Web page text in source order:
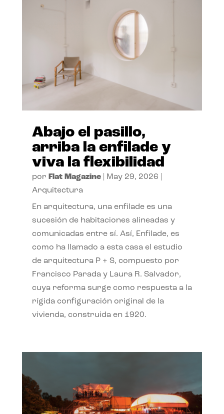
Abajo el pasillo,
arriba la enfilade y
viva la flexibilidad
por Flat Magazine| May 29, 2026
Arquitectura
En arquitectura, una enfilade es una
sucesión de habitaciones alineadas y
comunicadas entre sí. Así, Enfilade, es
como ha llamado a esta casa el estudio
de arquitectura P + S, compuesto por
Francisco Parada y Laura R. Salvador,
cuya reforma surge como respuesta a la
rígida configuración original de la
vivienda, construida en 1920.